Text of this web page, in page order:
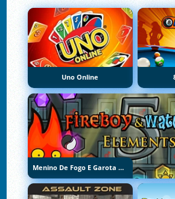
Uno Online
Menino De Fogo E Garota De Água 5: Elementos